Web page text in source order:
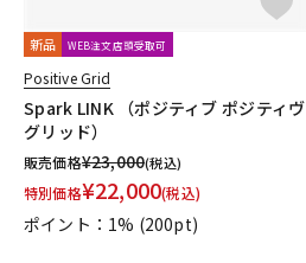
新品 WEB注文店頭受取可
Positive Grid
Spark LINK （ポジティブ ポジティヴ
グリッド）
販売価格¥23,000(税込)
特別価格¥22,000(税込)
ポイント：1% (200pt)